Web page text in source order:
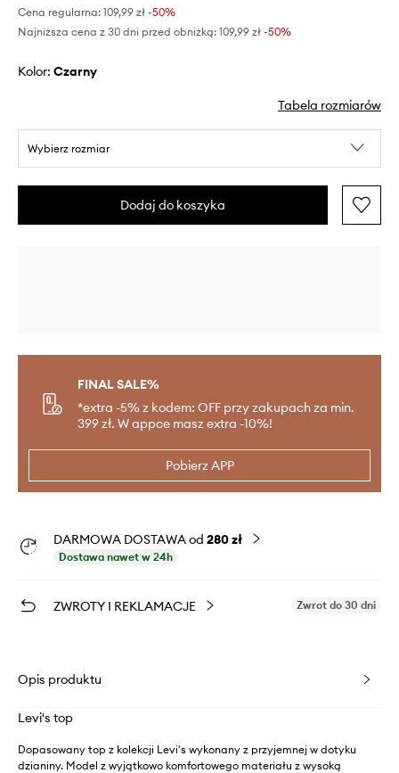
Cena regularna: 109,99 zł -50%
Najniższa cena z 30 dni przed obniżką: 109,99 zł -50%
Kolor: czarny
Tabela rozmiarów
Wybierz rozmiar
Dodaj do koszyka
FINAL SALE%
*extra -5% z kodem: OFF przy zakupach za min.
399 zł. W appce masz extra -10%!
Pobierz APP
DARMOWA DOSTAWA od 280 zł
Dostawa nawet w 24h
ZWROTY I REKLAMACJE Zwrot do 30 dni
Opis produktu
Levi's top
Dopasowany top z kolekcji Levi's wykonany z przyjemnej w dotyku
dzianiny. Model z wyjątkowo komfortowego materiału z wysoką